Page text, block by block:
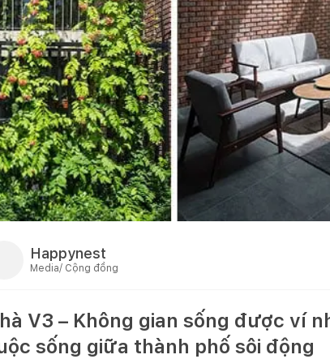
Happynest
Media/ Cộng đồng
V3 – Không gian sống được ví
sống giữa thành phố sôi động